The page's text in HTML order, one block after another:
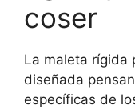
coser
La maleta rígida
diseñada
específicas de